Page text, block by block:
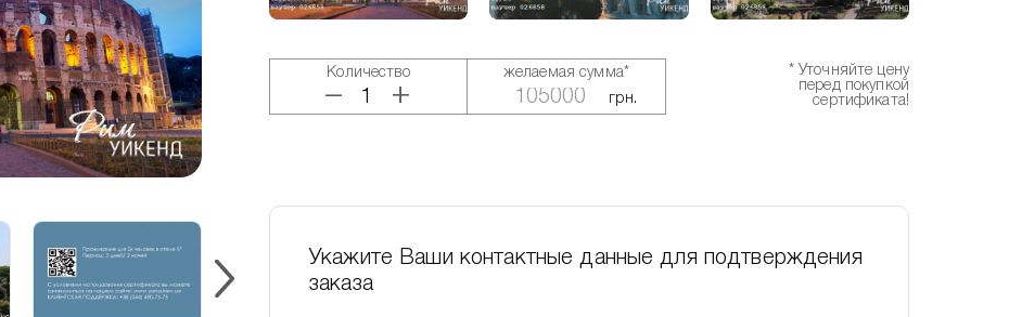
Количество
– +
желаемая сумма*
грн.
* Уточняйте цену
перед покупкой
сертификата!
Укажите Ваши контактные данные для подтверждения
заказа